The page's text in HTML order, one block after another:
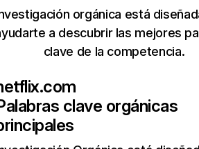
orgánica está
a descubrir las mejores
clave de la competencia.
clave orgánicas